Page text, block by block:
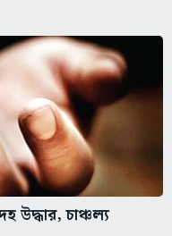
উদ্ধার, চাঞ্চল্য